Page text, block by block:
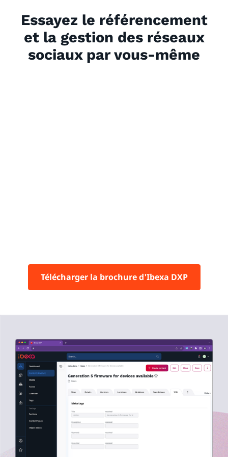
Essayez le référencement
et la gestion des réseaux
sociaux par vous-même
Télécharger la brochure d'Ibexa DXP